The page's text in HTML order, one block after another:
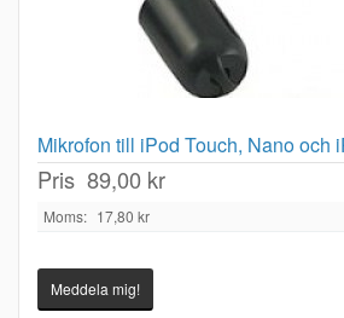
Mikrofon till iPod Touch, Nano och
Pris 89,00 kr
Moms: 17,80 kr
Meddela mig!